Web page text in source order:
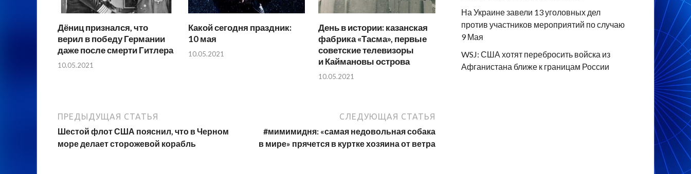
Дёниц признался, что
верил в победу Германии
даже после смерти Гитлера
10.05.2021
Какой сегодня праздник:
10 мая
10.05.2021
День в истории: казанская
фабрика «Тасма», первые
советские телевизоры
и Каймановы острова
10.05.2021
ПРЕДЫДУЩАЯ СТАТЬЯ
Шестой флот США пояснил, что в Черном
море делает сторожевой корабль
СЛЕДУЮЩАЯ СТАТЬЯ
#мимимидня: «самая недовольная собака
в мире» прячется в куртке хозяина от ветра
На Украине завели 13 уголовных дел
против участников мероприятий по случаю
9 Мая
WSJ: США хотят перебросить войска из
Афганистана ближе к границам России